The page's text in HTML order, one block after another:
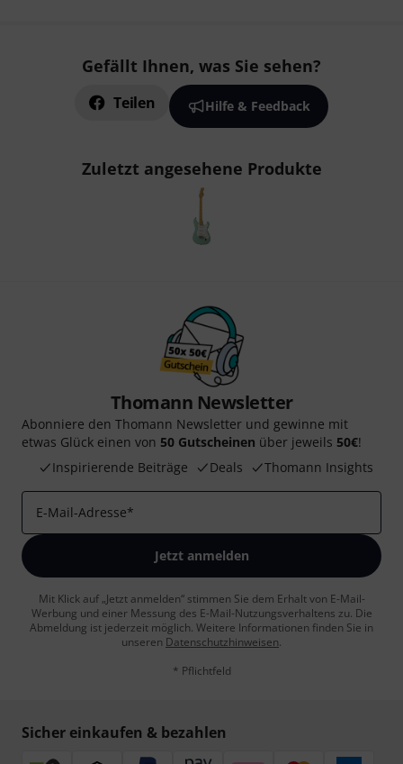
Gefällt Ihnen, was Sie sehen?
Teilen Hilfe & Feedback
Zuletzt angesehene Produkte
Thomann Newsletter
Abonniere den Thomann Newsletter und gewinne mit
etwas Glück einen von 50 Gutscheinen über jeweils 50€!
Inspirierende Beiträge
Deals Thomann Insights
E-Mail-Adresse*
Jetzt anmelden
Mit Klick auf „Jetzt anmelden“ stimmen Sie dem Erhalt von E-Mail-
Werbung und einer Messung des E-Mail-Nutzungsverhaltens zu. Die
Abmeldung ist jederzeit möglich. Weitere Informationen finden Sie in
unseren Datenschutzhinweisen.
* Pflichtfeld
Sicher einkaufen & bezahlen